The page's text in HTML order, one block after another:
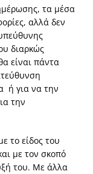
τα μέσα
αλλά δεν
διαρκώς
είναι πάντα
ή για να την
την
το είδος του
με τον σκοπό
του. Με άλλα